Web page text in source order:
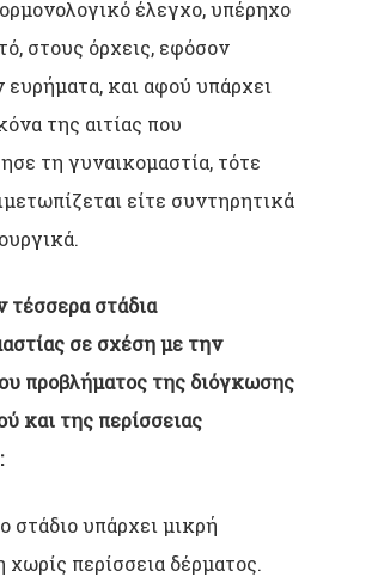
έλεγχο, υπέρηχο
στους όρχεις, εφόσον
ευρήματα, και αφού υπάρχει
της αιτίας που
τη γυναικομαστία, τότε
είτε συντηρητικά
τέσσερα στάδια
σε σχέση με την
προβλήματος της διόγκωσης
και της περίσσειας
στάδιο υπάρχει μικρή
περίσσεια δέρματος.